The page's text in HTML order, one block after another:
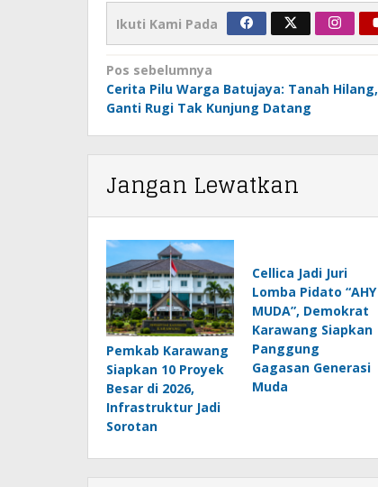
Ikuti Kami Pada
Navigasi
pos
Pos sebelumnya
Cerita Pilu Warga Batujaya: Tanah Hilang,
Ganti Rugi Tak Kunjung Datang
Jangan Lewatkan
Pemkab Karawang
Siapkan 10 Proyek
Besar di 2026,
Infrastruktur Jadi
Sorotan
Cellica Jadi Juri
Lomba Pidato “AHY
MUDA”, Demokrat
Karawang Siapkan
Panggung
Gagasan Generasi
Muda